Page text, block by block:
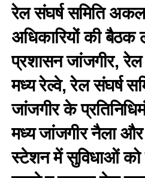
रेल संघर्ष समिति
अधिकारियों की बैठक
प्रशासन जांजगीर, रेल
मध्य रेल्वे, रेल संघर्ष
जांजगीर के
मध्य जांजगीर नैला
स्टेशन में सुविधाओं को